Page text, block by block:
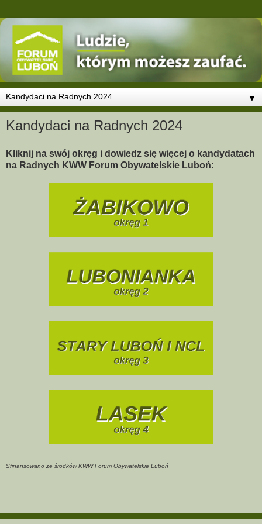
▼
Kandydaci na Radnych 2024
Kliknij na swój okręg i dowiedz się więcej o kandydatach
na Radnych KWW Forum Obywatelskie Luboń:
Sfinansowano ze środków KWW Forum Obywatelskie Luboń